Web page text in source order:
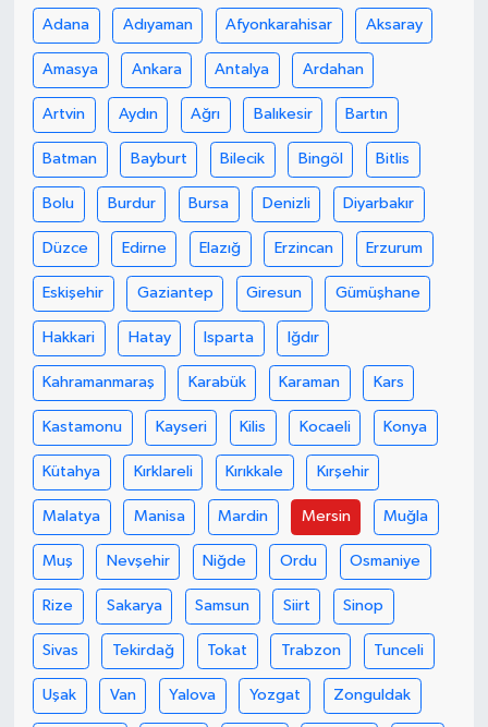
Adana Adıyaman Afyonkarahisar Aksaray
Amasya Ankara Antalya Ardahan
Artvin Aydın Ağrı Balıkesir Bartın
Batman Bayburt Bilecik Bingöl Bitlis
Bolu Burdur Bursa Denizli Diyarbakır
Düzce Edirne Elazığ Erzincan Erzurum
Eskişehir Gaziantep Giresun Gümüşhane
Hakkari Hatay Isparta Iğdır
Kahramanmaraş Karabük Karaman Kars
Kastamonu Kayseri Kilis Kocaeli Konya
Kütahya Kırklareli Kırıkkale Kırşehir
Malatya Manisa Mardin Mersin Muğla
Muş Nevşehir Niğde Ordu Osmaniye
Rize Sakarya Samsun Siirt Sinop
Sivas Tekirdağ Tokat Trabzon Tunceli
Uşak Van Yalova Yozgat Zonguldak